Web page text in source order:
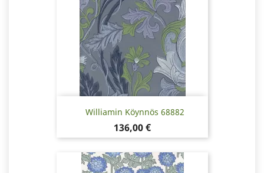
Williamin Köynnös 68882
Pris
136,00 €